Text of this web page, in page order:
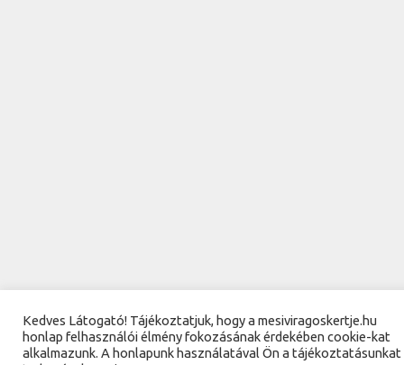
Kedves Látogató! Tájékoztatjuk, hogy a mesiviragoskertje.hu
honlap felhasználói élmény fokozásának érdekében cookie-kat
alkalmazunk. A honlapunk használatával Ön a tájékoztatásunkat